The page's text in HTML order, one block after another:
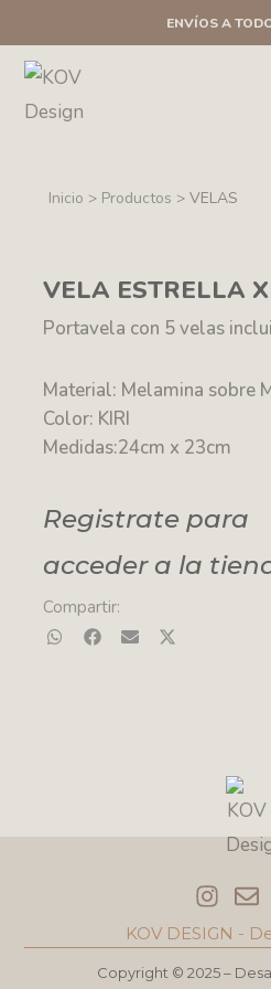
al
contenido
ENVÍOS A
Inicio > Productos > VELAS
VELA ESTRELLA
Portavela con 5 velas
Material: Melamina sobre
Color: KIRI
Medidas:24cm x 23cm
Registrate para
acceder a la
Compartir:
n
s
t
a
n
v
e
l
KOV DESIGN -
Copyright © 2025 –